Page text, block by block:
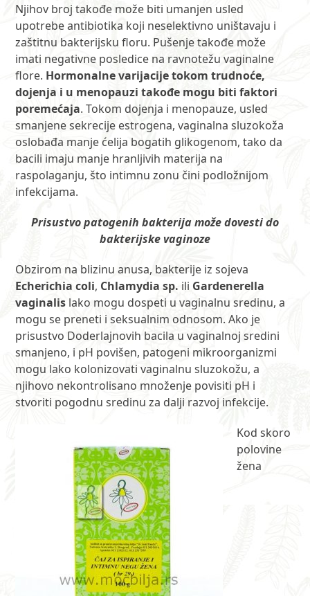
Njihov broj takođe može biti umanjen usled
upotrebe antibiotika koji neselektivno uništavaju i
zaštitnu bakterijsku floru. Pušenje takođe može
imati negativne posledice na ravnotežu vaginalne
flore. Hormonalne varijacije tokom trudnoće,
dojenja i u menopauzi takođe mogu biti faktori
poremećaja. Tokom dojenja i menopauze, usled
smanjene sekrecije estrogena, vaginalna sluzokoža
oslobađa manje ćelija bogatih glikogenom, tako da
bacili imaju manje hranljivih materija na
raspolaganju, što intimnu zonu čini podložnijom
infekcijama.
Prisustvo patogenih bakterija može dovesti do
bakterijske vaginoze
Obzirom na blizinu anusa, bakterije iz sojeva
Echerichia coli, Chlamydia sp. ili Gardenerella
vaginalis lako mogu dospeti u vaginalnu sredinu, a
mogu se preneti i seksualnim odnosom. Ako je
prisustvo Doderlajnovih bacila u vaginalnoj sredini
smanjeno, i pH povišen, patogeni mikroorganizmi
mogu lako kolonizovati vaginalnu sluzokožu, a
njihovo nekontrolisano množenje povisiti pH i
stvoriti pogodnu sredinu za dalji razvoj infekcije.
Kod skoro
polovine
žena